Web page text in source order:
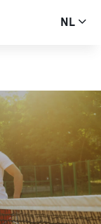
NL